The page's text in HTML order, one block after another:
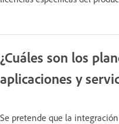
¿Cuáles son los
aplicaciones y
Se pretende que la